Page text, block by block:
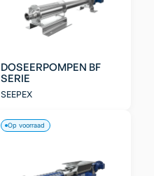
DOSEERPOMPEN BF
SERIE
SEEPEX
Op voorraad